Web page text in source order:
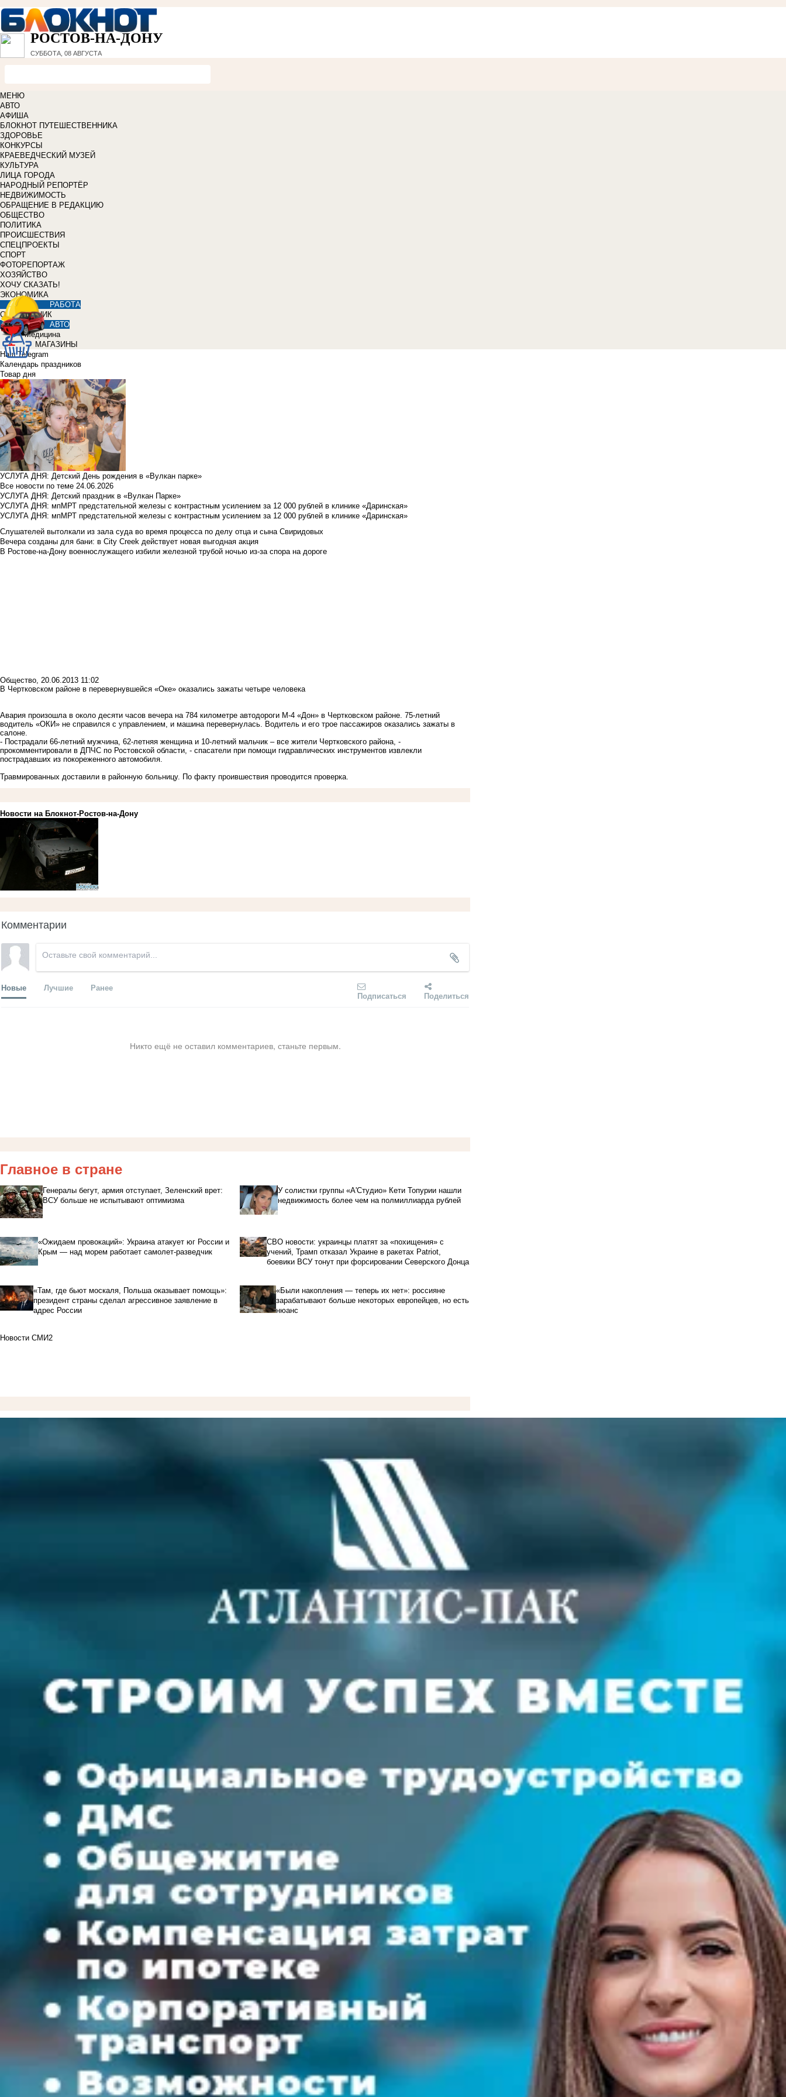
РОСТОВ-НА-ДОНУ
СУББОТА, 08 АВГУСТА
МЕНЮ
АВТО
АФИША
БЛОКНОТ ПУТЕШЕСТВЕННИКА
ЗДОРОВЬЕ
КОНКУРСЫ
КРАЕВЕДЧЕСКИЙ МУЗЕЙ
КУЛЬТУРА
ЛИЦА ГОРОДА
НАРОДНЫЙ РЕПОРТЁР
НЕДВИЖИМОСТЬ
ОБРАЩЕНИЕ В РЕДАКЦИЮ
ОБЩЕСТВО
ПОЛИТИКА
ПРОИСШЕСТВИЯ
СПЕЦПРОЕКТЫ
СПОРТ
ФОТОРЕПОРТАЖ
ХОЗЯЙСТВО
ХОЧУ СКАЗАТЬ!
ЭКОНОМИКА
РАБОТА
СПРАВОЧНИК
АВТО
Медицина
МАГАЗИНЫ
Наш Telegram
Календарь праздников
Товар дня
УСЛУГА ДНЯ: Детский День рождения в «Вулкан парке»
Все новости по теме 24.06.2026
УСЛУГА ДНЯ: Детский праздник в «Вулкан Парке»
УСЛУГА ДНЯ: мпМРТ предстательной железы с контрастным усилением за 12 000 рублей в клинике «Даринская»
УСЛУГА ДНЯ: мпМРТ предстательной железы с контрастным усилением за 12 000 рублей в клинике «Даринская»
Слушателей вытолкали из зала суда во время процесса по делу отца и сына Свиридовых
Вечера созданы для бани: в City Creek действует новая выгодная акция
В Ростове-на-Дону военнослужащего избили железной трубой ночью из-за спора на дороге
Общество, 20.06.2013 11:02
В Чертковском районе в перевернувшейся «Оке» оказались зажаты четыре человека
Авария произошла в около десяти часов вечера на 784 километре автодороги М-4 «Дон» в Чертковском районе. 75-летний
водитель «ОКИ» не справился с управлением, и машина перевернулась. Водитель и его трое пассажиров оказались зажаты в
салоне.
- Пострадали 66-летний мужчина, 62-летняя женщина и 10-летний мальчик – все жители Чертковского района, -
прокомментировали в ДПЧС по Ростовской области, - спасатели при помощи гидравлических инструментов извлекли
пострадавших из покореженного автомобиля.
Травмированных доставили в районную больницу. По факту проившествия проводится проверка.
Новости на Блoкнoт-Ростов-на-Дону
Комментарии
Новые Лучшие Ранее
Подписаться Поделиться
Никто ещё не оставил комментариев, станьте первым.
Главное в стране
Генералы бегут, армия отступает, Зеленский врет:
ВСУ больше не испытывают оптимизма
У солистки группы «А'Студио» Кети Топурии нашли
недвижимость более чем на полмиллиарда рублей
«Ожидаем провокаций»: Украина атакует юг России и
Крым — над морем работает самолет-разведчик
СВО новости: украинцы платят за «похищения» с
учений, Трамп отказал Украине в ракетах Patriot,
боевики ВСУ тонут при форсировании Северского Донца
«Там, где бьют москаля, Польша оказывает помощь»:
президент страны сделал агрессивное заявление в
адрес России
«Были накопления — теперь их нет»: россияне
зарабатывают больше некоторых европейцев, но есть
нюанс
Новости СМИ2